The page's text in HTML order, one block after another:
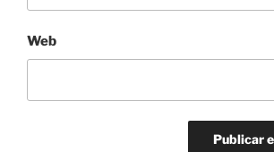
Web